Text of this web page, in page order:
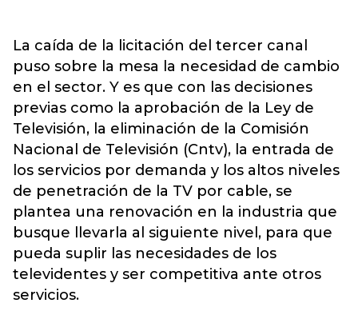
La caída de la licitación del tercer canal
puso sobre la mesa la necesidad de cambio
en el sector. Y es que con las decisiones
previas como la aprobación de la Ley de
Televisión, la eliminación de la Comisión
Nacional de Televisión (Cntv), la entrada de
los servicios por demanda y los altos niveles
de penetración de la TV por cable, se
plantea una renovación en la industria que
busque llevarla al siguiente nivel, para que
pueda suplir las necesidades de los
televidentes y ser competitiva ante otros
servicios.